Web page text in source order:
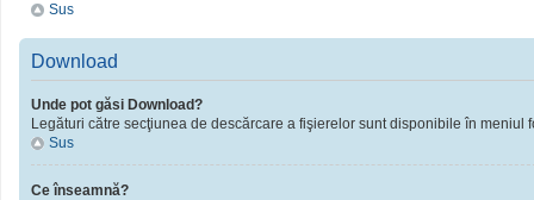
Sus
Download
Unde pot găsi Download?
Legături către secţiunea de descărcare a fişierelor sunt disponibile în meniul
Sus
Ce înseamnă?